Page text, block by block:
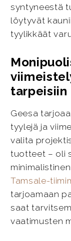
syntyneestä
löytyvät
tyylikkäät
tarpeisiin
Geesa
tyylejä ja
valita
tuotteet – oli
Tamsale-
tarjoamaan
saat
vaatimusten